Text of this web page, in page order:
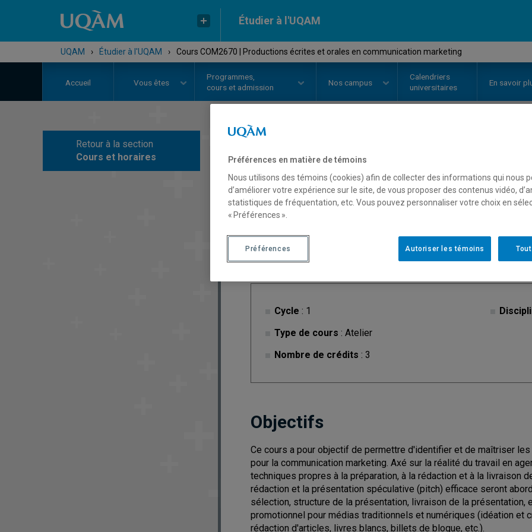
Étudier à l'UQAM
UQAM › Étudier à l'UQAM › Cours COM2670 | Productions écrites et orales en communication marketing
Accueil Vous êtes
Programmes,
cours et admission
Nos campus
Calendriers
universitaires
En savoir
Retour à la section
Cours et horaires
COURS// COM2670
communication
Cycle : 1
Type de cours : Atelier
Nombre de crédits : 3
Objectifs
Ce cours a pour objectif de permettre d'identifier et de maîtriser
pour la communication marketing. Axé sur la réalité du travail en
techniques propres à la préparation, à la rédaction et à la livraison
rédaction et la présentation spéculative (pitch) efficace seront
sélection, structure de la présentation, livraison de la présentation,
promotionnel pour médias traditionnels et numériques (idéation et
rédaction d'articles, livres blancs, billets de blogue, etc.).
Préférences en matière de témoins
Nous utilisons des témoins (cookies) afin de collecter des informations qui nous
d’améliorer votre expérience sur le site, de vous proposer des contenus vidéo,
statistiques de fréquentation, etc. Vous pouvez personnaliser votre choix en
« Préférences ».
Autoriser les témoins
Préférences